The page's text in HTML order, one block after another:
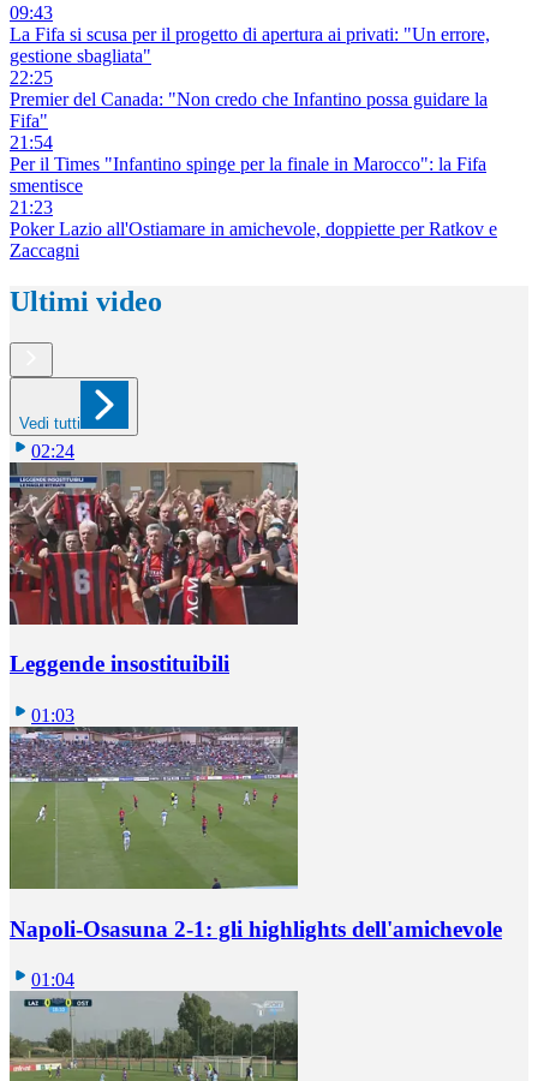
09:43
La Fifa si scusa per il progetto di apertura ai privati: "Un errore,
gestione sbagliata"
22:25
Premier del Canada: "Non credo che Infantino possa guidare la
Fifa"
21:54
Per il Times "Infantino spinge per la finale in Marocco": la Fifa
smentisce
21:23
Poker Lazio all'Ostiamare in amichevole, doppiette per Ratkov e
Zaccagni
Ultimi video
Vedi tutti
02:24
Leggende insostituibili
01:03
Napoli-Osasuna 2-1: gli highlights dell'amichevole
01:04